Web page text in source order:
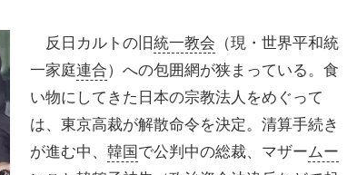
反日カルトの旧統一教会 （現・世界平和統
一家庭連合）への包囲網が狭まっている。食
い物にしてきた日本の宗教法人をめぐって
は、東京高裁が解散命令を決定。清算手続き
が進む中、 韓国 で公判中の総裁、マザームー